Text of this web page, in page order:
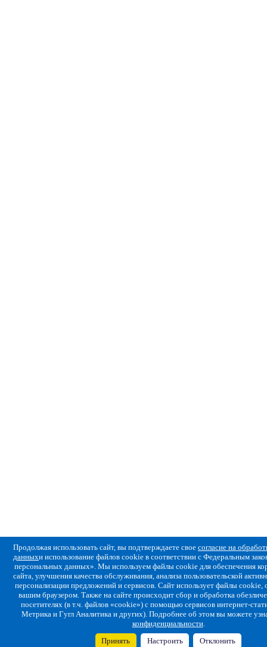
Продолжая использовать сайт, вы подтверждаете свое согласие на
данныхи использование файлов cookie в соответствии с Федеральным
персональных данных». Мы используем файлы cookie для обеспечения
сайта, улучшения качества обслуживания, анализа пользовательской
персонализации предложений и сервисов. Сайт использует файлы cookie,
вашим браузером. Также на сайте происходит сбор и обработка
посетителях (в т.ч. файлов «cookie») с помощью сервисов интернет-
Метрика и Гугл Аналитика и других). Подробнее об этом вы можете
конфиденциальности.
Принять Настроить Отклонить